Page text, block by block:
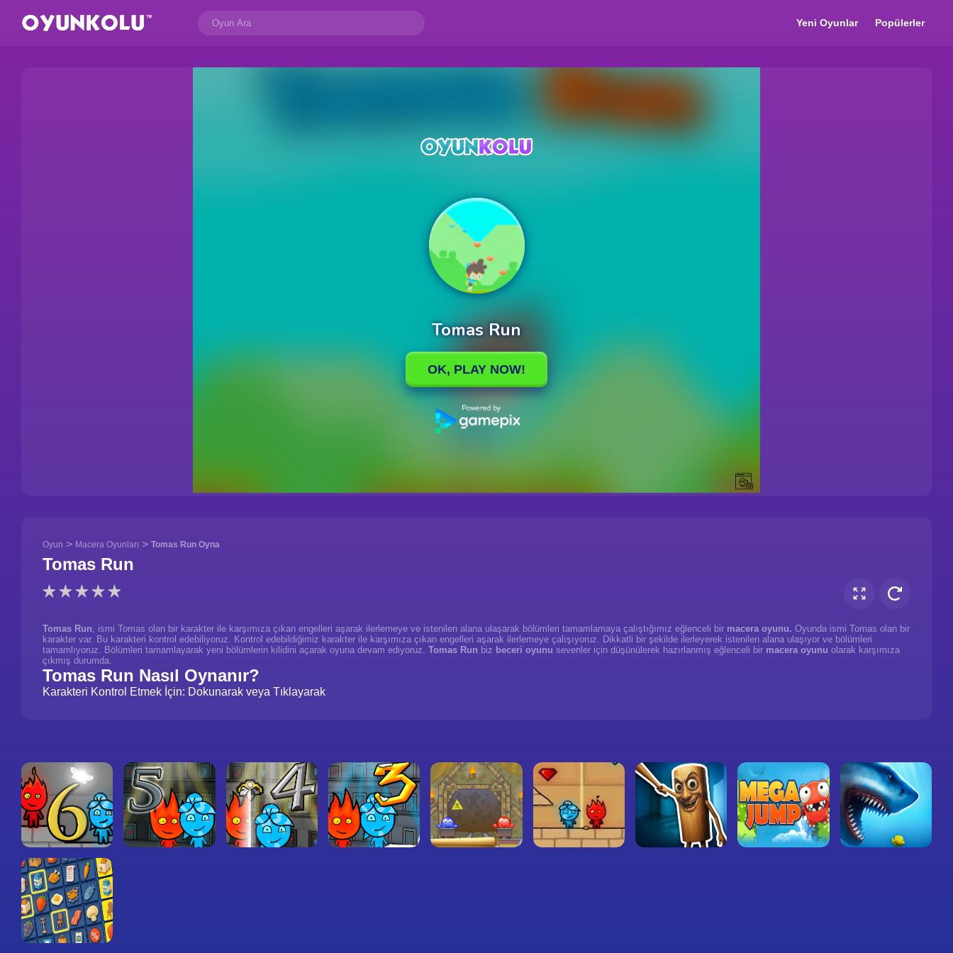
Yeni Oyunlar Popülerler
Oyun > Macera Oyunları > Tomas Run Oyna
Tomas Run
Tomas Run, ismi Tomas olan bir karakter ile karşımıza çıkan engelleri aşarak ilerlemeye ve istenilen alana ulaşarak bölümleri tamamlamaya çalıştığımız eğlenceli bir macera oyunu. Oyunda ismi Tomas olan bir
karakter var. Bu karakteri kontrol edebiliyoruz. Kontrol edebildiğimiz karakter ile karşımıza çıkan engelleri aşarak ilerlemeye çalışıyoruz. Dikkatli bir şekilde ilerleyerek istenilen alana ulaşıyor ve bölümleri
tamamlıyoruz. Bölümleri tamamlayarak yeni bölümlerin kilidini açarak oyuna devam ediyoruz. Tomas Run biz beceri oyunu sevenler için düşünülerek hazırlanmış eğlenceli bir macera oyunu olarak karşımıza
çıkmış durumda.
Tomas Run Nasıl Oynanır?
Karakteri Kontrol Etmek İçin: Dokunarak veya Tıklayarak